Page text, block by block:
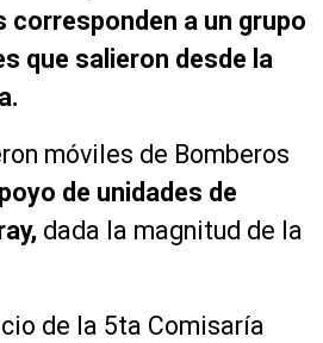
corresponden a un grupo
que salieron desde la
móviles de Bomberos
de unidades de
dada la magnitud de la
de la 5ta Comisaría